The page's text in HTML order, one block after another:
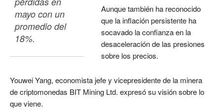
mayo con un
promedio del
18%.
Aunque también ha reconocido
que la inflación persistente ha
socavado la confianza en la
desaceleración de las presiones
sobre los precios.
Youwei Yang, economista jefe y vicepresidente de la minera
de criptomonedas BIT Mining Ltd. expresó su visión sobre lo
que viene.